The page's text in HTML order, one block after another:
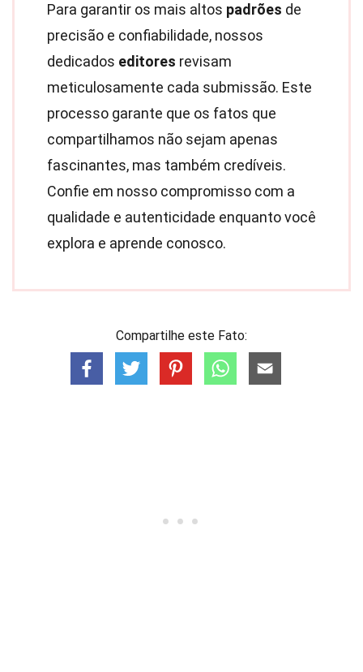
Para garantir os mais altos padrões de
precisão e confiabilidade, nossos
dedicados editores revisam
meticulosamente cada submissão. Este
processo garante que os fatos que
compartilhamos não sejam apenas
fascinantes, mas também credíveis.
Confie em nosso compromisso com a
qualidade e autenticidade enquanto você
explora e aprende conosco.
Compartilhe este Fato: